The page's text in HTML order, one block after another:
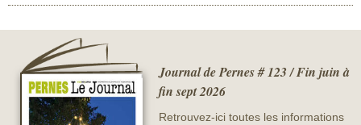
Journal de Pernes # 123 / Fin juin à
fin sept 2026
Retrouvez-ici toutes les informations